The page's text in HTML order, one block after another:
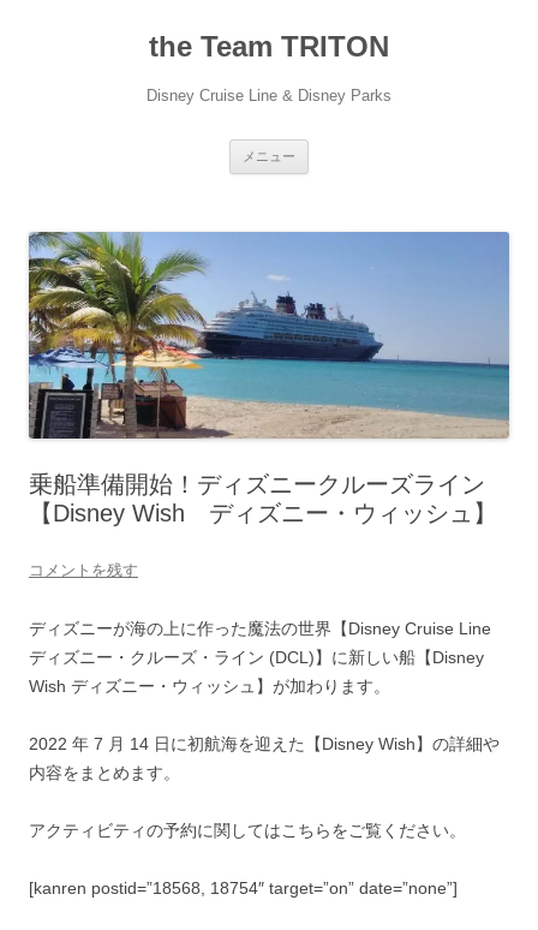
the Team TRITON
Disney Cruise Line & Disney Parks
メニュー
乗船準備開始！ディズニークルーズライン
【Disney Wish ディズニー・ウィッシュ】
コメントを残す
ディズニーが海の上に作った魔法の世界【Disney Cruise Line
ディズニー・クルーズ・ライン (DCL)】に新しい船【Disney
Wish ディズニー・ウィッシュ】が加わります。
2022 年 7 月 14 日に初航海を迎えた【Disney Wish】の詳細や
内容をまとめます。
アクティビティの予約に関してはこちらをご覧ください。
[kanren postid=”18568, 18754″ target=”on” date=”none”]